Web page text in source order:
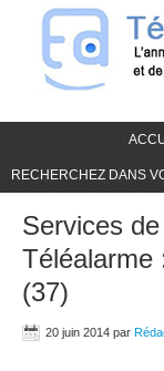
RECHERCHEZ DANS
Services
Téléalarme
(37)
20 juin 2014 par